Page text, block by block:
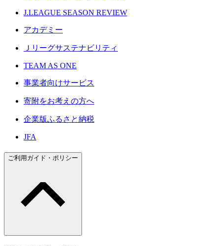
J.LEAGUE SEASON REVIEW
アカデミー
Ｊリーグサステナビリティ
TEAM AS ONE
事業者向けサービス
寄附をお考えの方へ
企業版ふるさと納税
JFA
ご利用ガイド・ポリシー